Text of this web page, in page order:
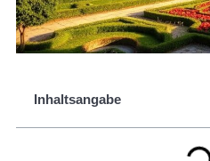
Inhaltsangabe